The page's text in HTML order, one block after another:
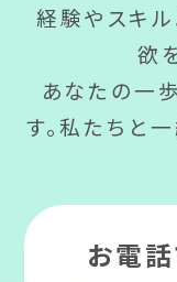
経験やスキル
欲
あなたの一
す。私たちと
お電